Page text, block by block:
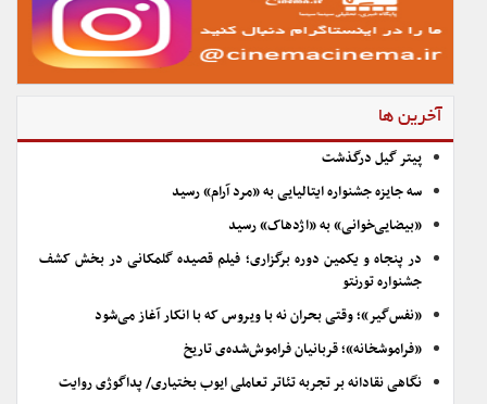
آخرین ها
پیتر گیل درگذشت
سه جایزه جشنواره ایتالیایی به «مرد آرام» رسید
«بیضایی‌خوانی» به «اژدهاک» رسید
در پنجاه و یکمین دوره برگزاری؛ فیلم قصیده گلمکانی در بخش کشف
جشنواره تورنتو
«نفس‌گیر»؛ وقتی بحران نه با ویروس که با انکار آغاز می‌شود
«فراموشخانه»؛ قربانیان فراموش‌شده‌ی تاریخ
نگاهی نقادانه بر تجربه تئاتر تعاملی ایوب بختیاری/ پداگوژی روایت